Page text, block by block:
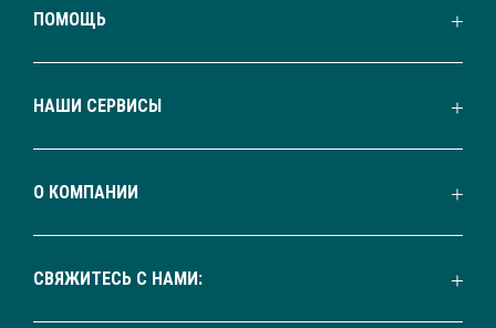
ПОМОЩЬ
НАШИ СЕРВИСЫ
О КОМПАНИИ
СВЯЖИТЕСЬ С НАМИ: